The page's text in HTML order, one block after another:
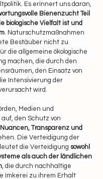
Es erinnert uns daran,
Bienenzucht Teil
biologische Vielfalt ist und
. Naturschutzmaßnahmen
Bestäuber nicht zu
die allgemeine ökologische
machen, die durch den
den Einsatz von
Intensivierung der
wird.
Medien und
den Schutz von
Nuancen, Transparenz und
Die Verteidigung der
die Verteidigung sowohl
als auch der ländlichen
, die durch nachhaltige
Imkerei zu ihrem Erhalt